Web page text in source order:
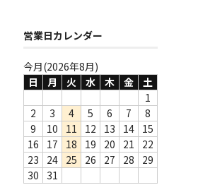
営業日カレンダー
今月(2026年8月)
日
月 火 水 木 金
土
1
2
3 4 5 6 7
8
9
10 11 12 13 14 15
16
17 18 19 20 21
22
23
24 25 26 27 28
29
30
31